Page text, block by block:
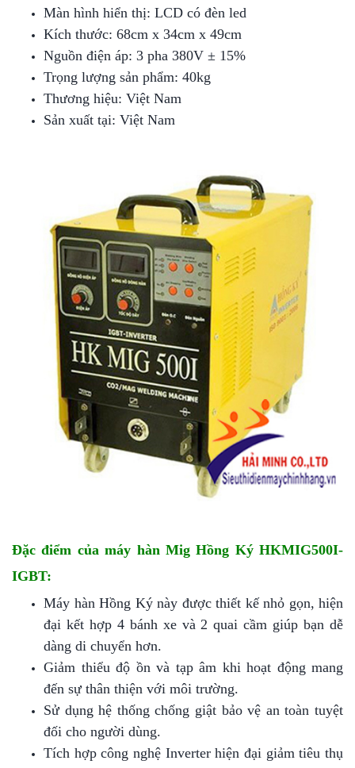
Màn hình hiển thị: LCD có đèn led
Kích thước: 68cm x 34cm x 49cm
Nguồn điện áp: 3 pha 380V ± 15%
Trọng lượng sản phẩm: 40kg
Thương hiệu: Việt Nam
Sản xuất tại: Việt Nam
Đặc điểm của máy hàn Mig Hồng Ký HKMIG500I-
IGBT:
Máy hàn Hồng Kýnày được thiết kế nhỏ gọn, hiện
đại kết hợp 4 bánh xe và 2 quai cầm giúp bạn dễ
dàng di chuyển hơn.
Giảm thiểu độ ồn và tạp âm khi hoạt động mang
đến sự thân thiện với môi trường.
Sử dụng hệ thống chống giật bảo vệ an toàn tuyệt
đối cho người dùng.
Tích hợp công nghệ Inverter hiện đại giảm tiêu thụ